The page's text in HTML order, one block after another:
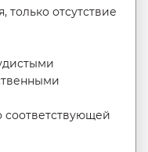
только отсутствие
соответствующей